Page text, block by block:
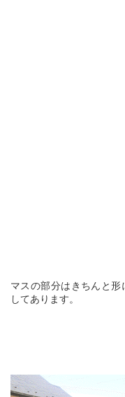
マスの部分はきちんと
してあります。